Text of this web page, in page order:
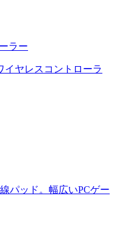
ラー
イヤレスコントローラ
パッド。幅広いPCゲー